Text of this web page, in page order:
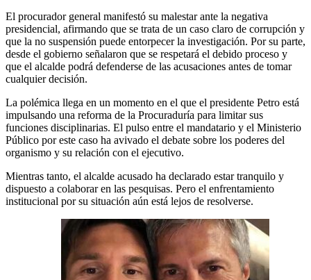
El procurador general manifestó su malestar ante la negativa
presidencial, afirmando que se trata de un caso claro de corrupción y
que la no suspensión puede entorpecer la investigación. Por su parte,
desde el gobierno señalaron que se respetará el debido proceso y
que el alcalde podrá defenderse de las acusaciones antes de tomar
cualquier decisión.
La polémica llega en un momento en el que el presidente Petro está
impulsando una reforma de la Procuraduría para limitar sus
funciones disciplinarias. El pulso entre el mandatario y el Ministerio
Público por este caso ha avivado el debate sobre los poderes del
organismo y su relación con el ejecutivo.
Mientras tanto, el alcalde acusado ha declarado estar tranquilo y
dispuesto a colaborar en las pesquisas. Pero el enfrentamiento
institucional por su situación aún está lejos de resolverse.